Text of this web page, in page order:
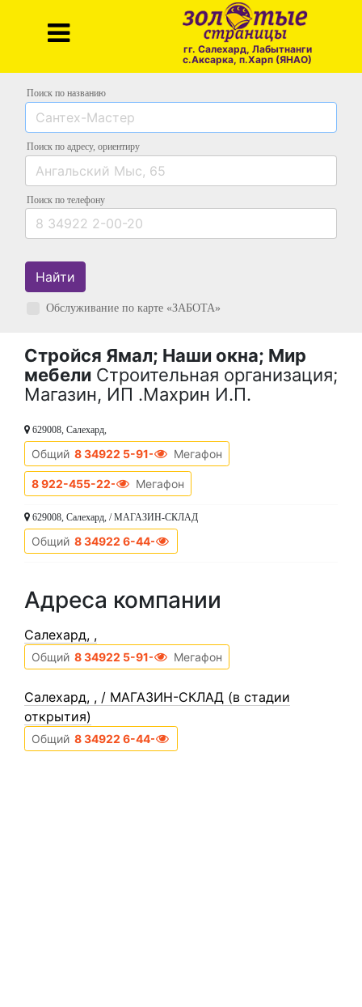
гг. Салехард, Лабытнанги
с.Аксарка, п.Харп (ЯНАО)
Поиск по названию
Поиск по адресу, ориентиру
Поиск по телефону
Найти
Обслуживание по карте «ЗАБОТА»
Стройся Ямал; Наши окна; Мир
мебели Строительная организация;
Магазин, ИП .Махрин И.П.
629008, Салехард,
Общий 8 34922 5-91-22 Мегафон
8 922-455-22-22 Мегафон
629008, Салехард, / МАГАЗИН-СКЛАД
Общий 8 34922 6-44-22
Адреса компании
Cалехард, ,
Общий 8 34922 5-91-22 Мегафон
Cалехард, , / МАГАЗИН-СКЛАД (в стадии
открытия)
Общий 8 34922 6-44-22